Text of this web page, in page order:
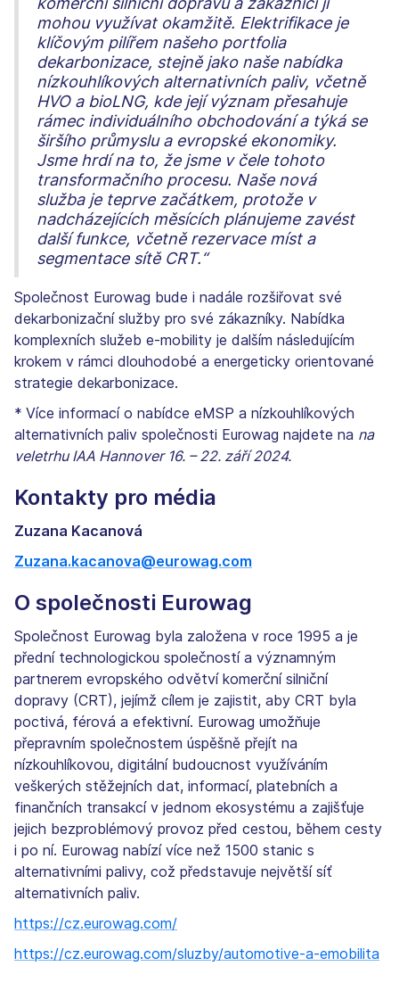
mohou využívat okamžitě. Elektrifikace je
klíčovým pilířem našeho portfolia
dekarbonizace, stejně jako naše nabídka
nízkouhlíkových alternativních paliv, včetně
HVO a bioLNG, kde její význam přesahuje
rámec individuálního obchodování a týká se
širšího průmyslu a evropské ekonomiky.
Jsme hrdí na to, že jsme v čele tohoto
transformačního procesu. Naše nová
služba je teprve začátkem, protože v
nadcházejících měsících plánujeme zavést
další funkce, včetně rezervace míst a
segmentace sítě CRT.“
Společnost Eurowag bude i nadále rozšiřovat své
dekarbonizační služby pro své zákazníky. Nabídka
komplexních služeb e-mobility je dalším následujícím
krokem v rámci dlouhodobé a energeticky orientované
strategie dekarbonizace.
* Více informací o nabídce eMSP a nízkouhlíkových
alternativních paliv společnosti Eurowag najdete na na
veletrhu IAA Hannover 16. – 22. září 2024.
Kontakty pro média
Zuzana Kacanová
Zuzana.kacanova@eurowag.com
O společnosti Eurowag
Společnost Eurowag byla založena v roce 1995 a je
přední technologickou společností a významným
partnerem evropského odvětví komerční silniční
dopravy (CRT), jejímž cílem je zajistit, aby CRT byla
poctivá, férová a efektivní. Eurowag umožňuje
přepravním společnostem úspěšně přejít na
nízkouhlíkovou, digitální budoucnost využíváním
veškerých stěžejních dat, informací, platebních a
finančních transakcí v jednom ekosystému a zajišťuje
jejich bezproblémový provoz před cestou, během cesty
i po ní. Eurowag nabízí více než 1500 stanic s
alternativními palivy, což představuje největší síť
alternativních paliv.
https://cz.eurowag.com/
https://cz.eurowag.com/sluzby/automotive-a-emobilita